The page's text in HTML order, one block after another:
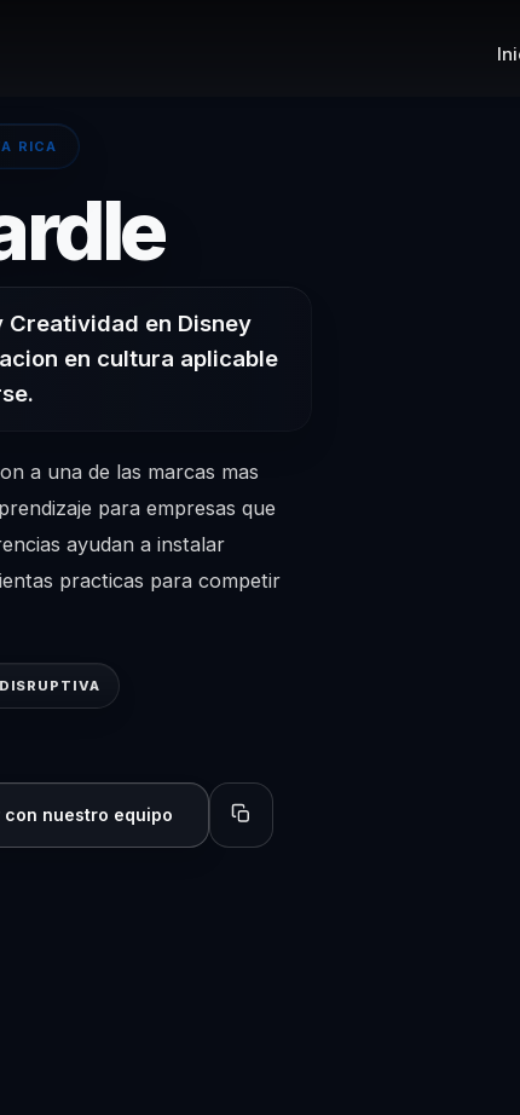
RICA
–
Creatividad en Disney
en cultura aplicable
a una de las marcas mas
para empresas que
ayudan a instalar
practicas para competir
con nuestro equipo Copiar perfil para compartir